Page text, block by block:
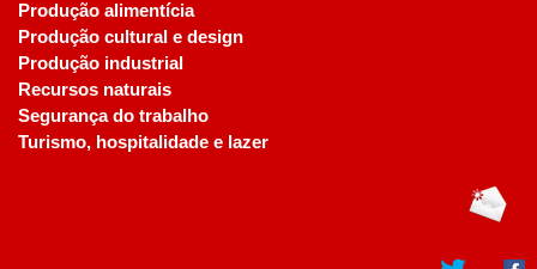
Produção alimentícia
Produção cultural e design
Produção industrial
Recursos naturais
Segurança do trabalho
Turismo, hospitalidade e lazer